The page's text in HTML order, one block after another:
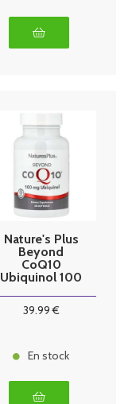
Nature's Plus
Beyond
CoQ10
Ubiquinol 100
39.99€
En stock